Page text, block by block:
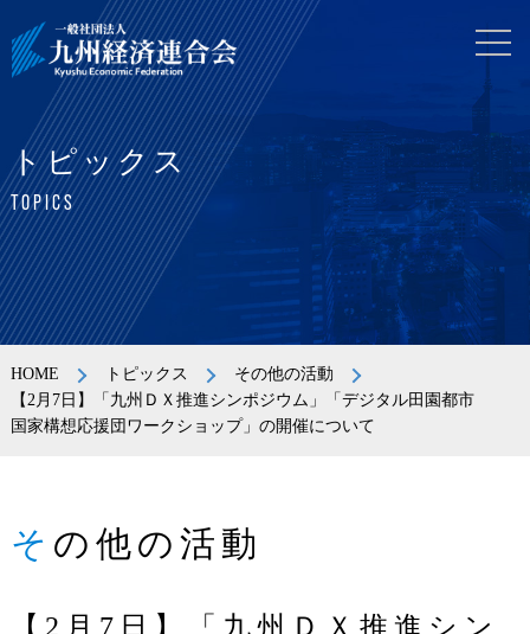
トピックス
TOPICS
HOME トピックス
その他の活動
【2月7日】「九州ＤＸ推進シンポジウム」「デジタル田園都市
国家構想応援団ワークショップ」の開催について
その他の活動
【2月7日】「九州ＤＸ推進シン